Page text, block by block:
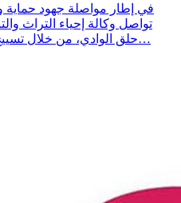
في إطار مواصلة جهود حماية
تواصل وكالة إحياء التراث
حلق الوادي، من خلال تسييج المحيط الخارجي للمعلم وتركيز…